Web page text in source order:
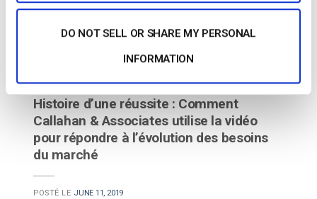
DO NOT SELL OR SHARE MY PERSONAL
INFORMATION
Études de cas
Histoire d’une réussite : Comment
Callahan & Associates utilise la vidéo
pour répondre à l’évolution des besoins
du marché
POSTÉ LE JUNE 11, 2019